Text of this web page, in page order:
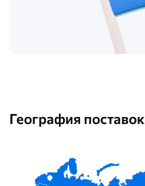
География поставок